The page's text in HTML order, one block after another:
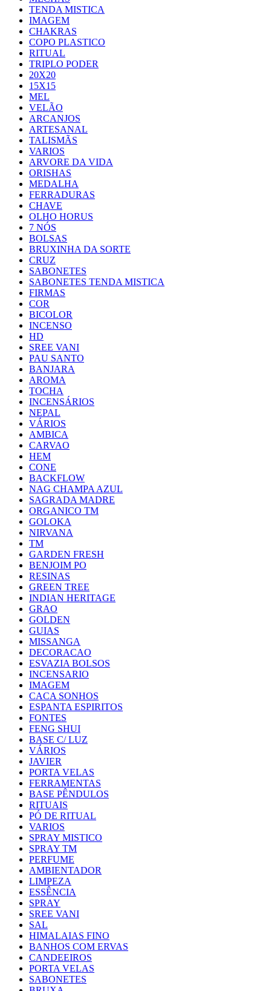
TENDA MISTICA
IMAGEM
CHAKRAS
COPO PLASTICO
RITUAL
TRIPLO PODER
20X20
15X15
MEL
VELÃO
ARCANJOS
ARTESANAL
TALISMÃS
VARIOS
ARVORE DA VIDA
ORISHAS
MEDALHA
FERRADURAS
CHAVE
OLHO HORUS
7 NÓS
BOLSAS
BRUXINHA DA SORTE
CRUZ
SABONETES
SABONETES TENDA MISTICA
FIRMAS
COR
BICOLOR
INCENSO
HD
SREE VANI
PAU SANTO
BANJARA
AROMA
TOCHA
INCENSÁRIOS
NEPAL
VÁRIOS
AMBICA
CARVAO
HEM
CONE
BACKFLOW
NAG CHAMPA AZUL
SAGRADA MADRE
ORGANICO TM
GOLOKA
NIRVANA
TM
GARDEN FRESH
BENJOIM PO
RESINAS
GREEN TREE
INDIAN HERITAGE
GRAO
GOLDEN
GUIAS
MISSANGA
DECORACAO
ESVAZIA BOLSOS
INCENSARIO
IMAGEM
CACA SONHOS
ESPANTA ESPIRITOS
FONTES
FENG SHUI
BASE C/ LUZ
VÁRIOS
JAVIER
PORTA VELAS
FERRAMENTAS
BASE PÊNDULOS
RITUAIS
PÓ DE RITUAL
VARIOS
SPRAY MISTICO
SPRAY TM
PERFUME
AMBIENTADOR
LIMPEZA
ESSÊNCIA
SPRAY
SREE VANI
SAL
HIMALAIAS FINO
BANHOS COM ERVAS
CANDEEIROS
PORTA VELAS
SABONETES